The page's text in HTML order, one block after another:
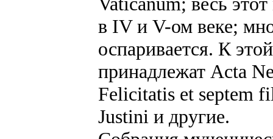
в IV и V-ом веке;
оспаривается. К
принадлежат Acta
Felicitatis et septem
Justini и другие.